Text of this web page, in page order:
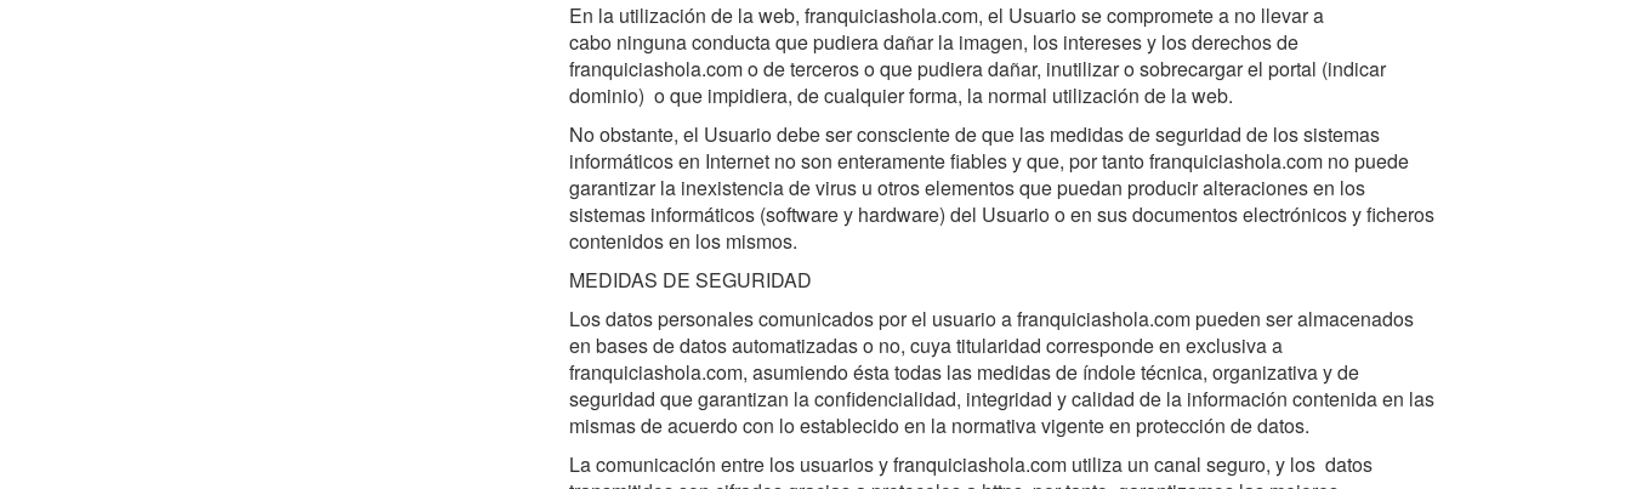
En la utilización de la web, franquiciashola.com, el Usuario se compromete a no llevar a
cabo ninguna conducta que pudiera dañar la imagen, los intereses y los derechos de
franquiciashola.com o de terceros o que pudiera dañar, inutilizar o sobrecargar el portal (indicar
dominio) o que impidiera, de cualquier forma, la normal utilización de la web.
No obstante, el Usuario debe ser consciente de que las medidas de seguridad de los sistemas
informáticos en Internet no son enteramente fiables y que, por tanto franquiciashola.com no puede
garantizar la inexistencia de virus u otros elementos que puedan producir alteraciones en los
sistemas informáticos (software y hardware) del Usuario o en sus documentos electrónicos y ficheros
contenidos en los mismos.
MEDIDAS DE SEGURIDAD
Los datos personales comunicados por el usuario a franquiciashola.com pueden ser almacenados
en bases de datos automatizadas o no, cuya titularidad corresponde en exclusiva a
franquiciashola.com, asumiendo ésta todas las medidas de índole técnica, organizativa y de
seguridad que garantizan la confidencialidad, integridad y calidad de la información contenida en las
mismas de acuerdo con lo establecido en la normativa vigente en protección de datos.
La comunicación entre los usuarios y franquiciashola.com utiliza un canal seguro, y los datos